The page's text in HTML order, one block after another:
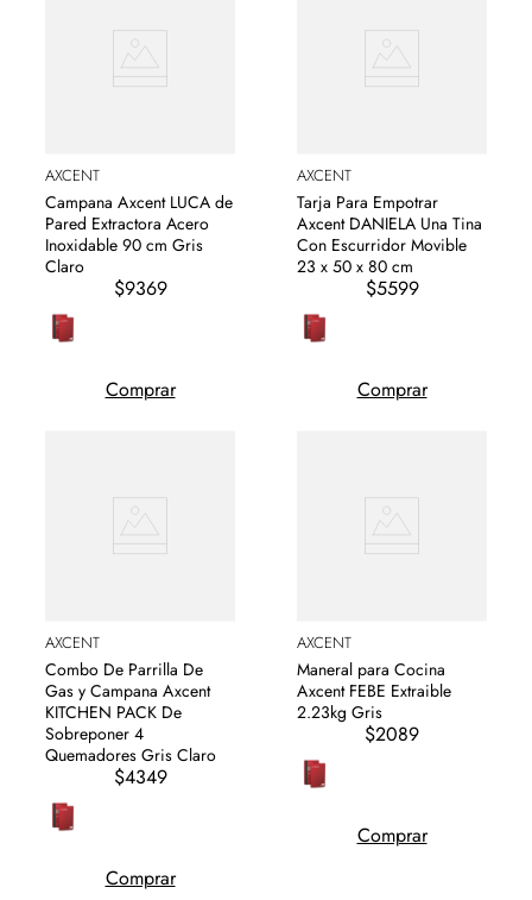
AXCENT
Campana Axcent LUCA de
Pared Extractora Acero
Inoxidable 90 cm Gris
Claro
$9369
Comprar
AXCENT
Tarja Para Empotrar
Axcent DANIELA Una Tina
Con Escurridor Movible
23 x 50 x 80 cm
$5599
Comprar
AXCENT
Combo De Parrilla De
Gas y Campana Axcent
KITCHEN PACK De
Sobreponer 4
Quemadores Gris Claro
$4349
Comprar
AXCENT
Maneral para Cocina
Axcent FEBE Extraible
2.23kg Gris
$2089
Comprar